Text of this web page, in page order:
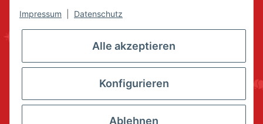
Impressum Datenschutz
Alle akzeptieren
Konfigurieren
Ablehnen